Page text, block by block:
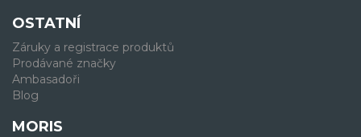
OSTATNÍ
Záruky a registrace produktů
Prodávané značky
Ambasadoři
Blog
MORIS